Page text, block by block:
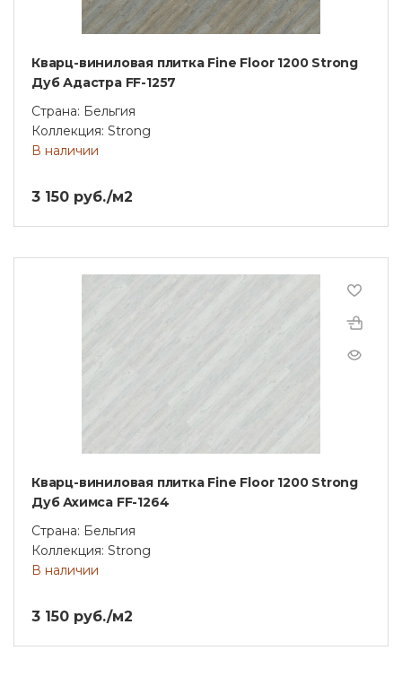
Кварц-виниловая плитка Fine Floor 1200 Strong
Дуб Адастра FF-1257
Страна: Бельгия
Коллекция: Strong
В наличии
3 150 руб./м2
Кварц-виниловая плитка Fine Floor 1200 Strong
Дуб Ахимса FF-1264
Страна: Бельгия
Коллекция: Strong
В наличии
3 150 руб./м2